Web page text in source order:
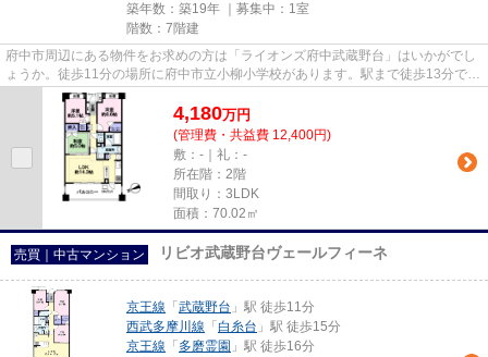
築年数：築19年 ｜募集中： 1室
階数：7階建
府中市周辺にある物件をお求めの方は「ライオンズ府中武蔵野台」はいかがでし
ょうか。徒歩11分の場所に府中市立小柳小学校があります。駅まで徒歩13分でア
クセス可能です。マンション...
4,180万円
(管理費・共益費 12,400円)
敷：-｜礼：-
所在階：2階
間取り：3LDK
面積：70.02㎡
売買｜中古マンション リビオ武蔵野台ヴェールフィーネ
京王線 「 武蔵野台 」駅 徒歩11分
西武多摩川線 「 白糸台 」駅 徒歩15分
京王線 「 多磨霊園 」駅 徒歩16分